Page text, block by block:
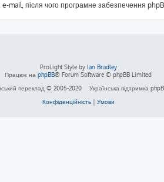
mail, після чого програмне забезпечення
ProLight Style by Ian Bradley
Працює на phpBB® Forum Software © phpBB Limited
переклад © 2005-2020
Українська підтримка
Конфіденційність| Умови